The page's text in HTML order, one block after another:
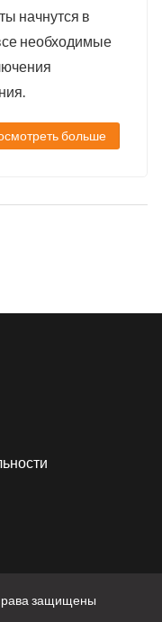
начнутся в
необходимые
больше
защищены